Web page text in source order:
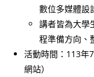
數位多媒體設
講者皆為大學
程準備方向、
活動時間：113年
網站）